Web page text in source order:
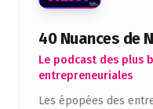
40 Nuances de
Le podcast des plus
entrepreneuriales
Les épopées des